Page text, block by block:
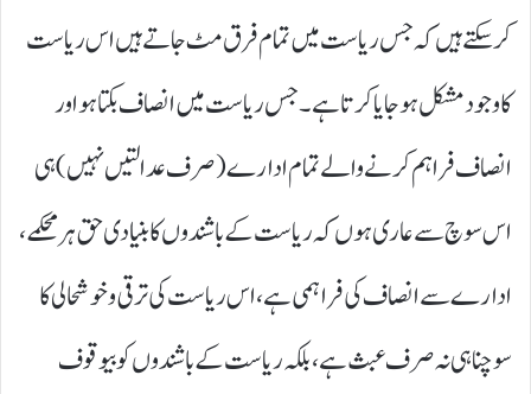
کر سکتے ہیں کہ جس ریاست میں تمام فرق مٹ جاتے ہیں اس ریاست
کا وجود مشکل ہو جایا کرتا ہے۔ جس ریاست میں انصاف بکتا ہو اور
انصاف فراہم کرنے والے تمام ادارے ( صرف عدالتیں نہیں) ہی
اس سوچ سے عاری ہوں کہ ریاست کے باشندوں کا بنیادی حق ہر محکمے،
ادارے سے انصاف کی فراہمی ہے، اس ریاست کی ترقی و خوشحالی کا
سوچنا ہی نہ صرف عبث ہے، بلکہ ریاست کے باشندوں کو بیوقوف